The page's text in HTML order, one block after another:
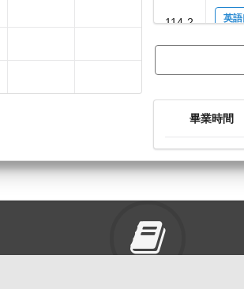
114-2
英語
畢業時間